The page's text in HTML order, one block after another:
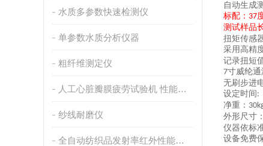
水质多参数快速检测仪
单参数水质分析仪器
粗纤维测定仪
人工心脏瓣膜疲劳试验机 性能稳定
纱线耐磨仪
全自动纺织品发射率红外性能分析
自动生成
标配： 37
测试样品
扭矩传感
采用高精
记录扭短
7寸威纶通
无刷步进
设定时间 :
净重： 30
外形尺寸：
仪器依标
设备免费